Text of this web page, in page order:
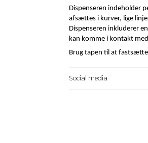
Dispenseren indeholder
afsættes i kurver, lige
Dispenseren inkluderer
kan komme i kontakt
Brug tapen til at
Social media